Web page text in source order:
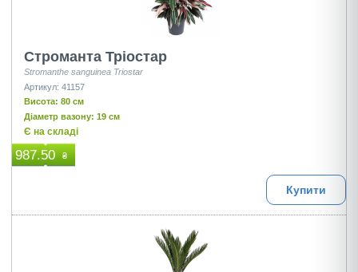
Строманта Тріостар
Stromanthe sanguinea Triostar
Артикул: 41157
Висота: 80 см
Діаметр вазону: 19 см
Є на складі
987.50 ₴
Купити